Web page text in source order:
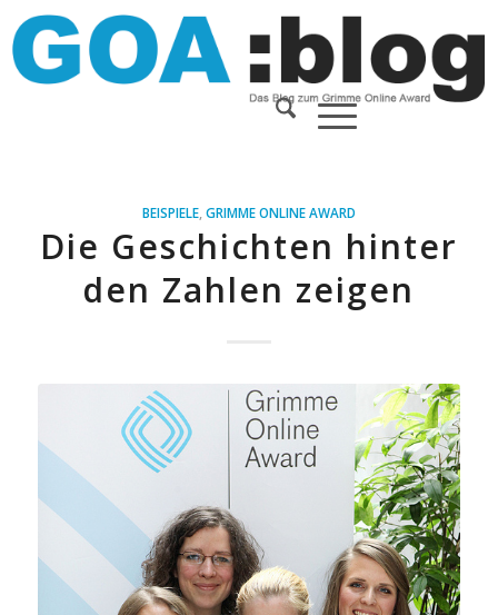
BEISPIELE, GRIMME ONLINE AWARD
Die Geschichten hinter
den Zahlen zeigen